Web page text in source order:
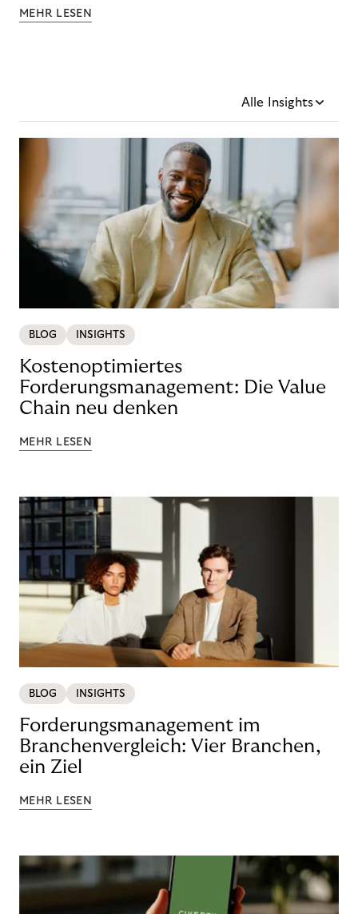
MEHR LESEN
Alle Insights
BLOG INSIGHTS
Kostenoptimiertes
Forderungsmanagement: Die Value
Chain neu denken
MEHR LESEN
BLOG INSIGHTS
Forderungsmanagement im
Branchenvergleich: Vier Branchen,
ein Ziel
MEHR LESEN